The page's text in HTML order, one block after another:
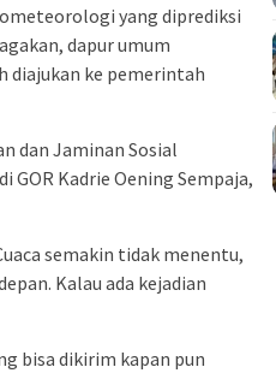
yang diprediksi
dapur umum
diajukan ke pemerintah
dan Jaminan Sosial
GOR Kadrie Oening Sempaja,
semakin tidak menentu,
Kalau ada kejadian
bisa dikirim kapan pun